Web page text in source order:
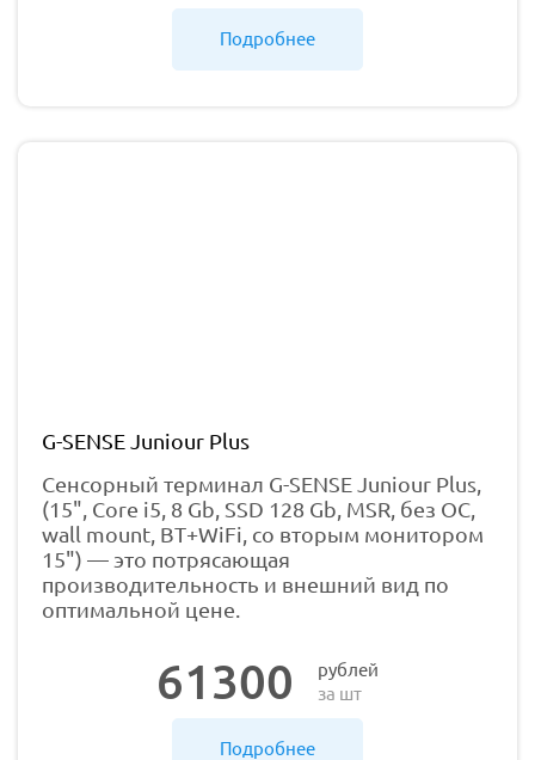
Подробнее
G-SENSE Juniour Plus
Сенсорный терминал G-SENSE Juniour Plus,
(15", Core i5, 8 Gb, SSD 128 Gb, MSR, без ОС,
wall mount, BT+WiFi, со вторым монитором
15") — это потрясающая
производительность и внешний вид по
оптимальной цене.
61300
рублей
за шт
Подробнее